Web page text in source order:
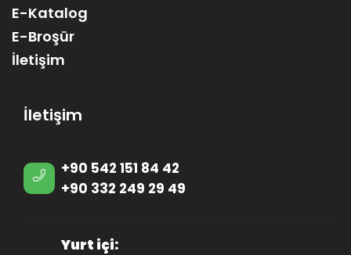
E-Katalog
E-Broşür
İletişim
İletişim
+90 542 151 84 42
+90 332 249 29 49
Yurt içi: